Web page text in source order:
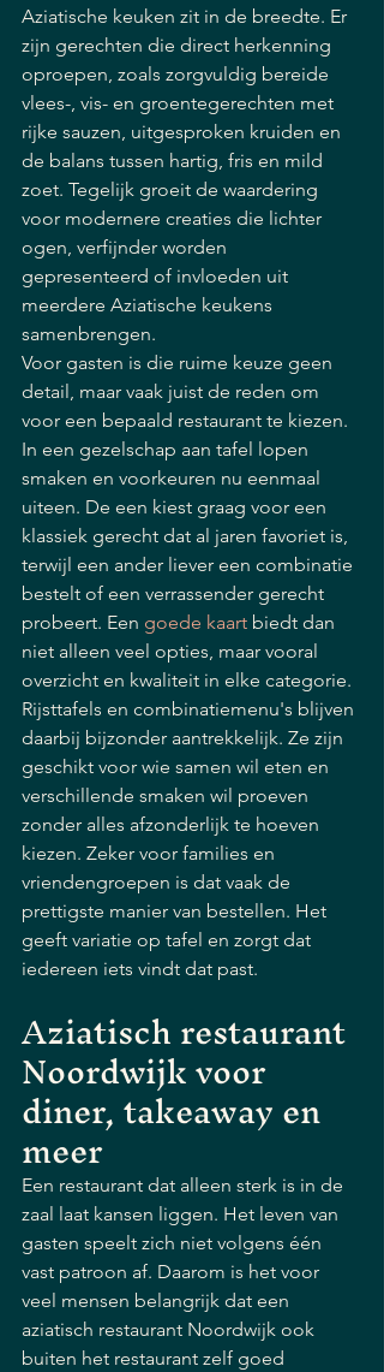
Aziatische keuken zit in de breedte. Er
zijn gerechten die direct herkenning
oproepen, zoals zorgvuldig bereide
vlees-, vis- en groentegerechten met
rijke sauzen, uitgesproken kruiden en
de balans tussen hartig, fris en mild
zoet. Tegelijk groeit de waardering
voor modernere creaties die lichter
ogen, verfijnder worden
gepresenteerd of invloeden uit
meerdere Aziatische keukens
samenbrengen.
Voor gasten is die ruime keuze geen
detail, maar vaak juist de reden om
voor een bepaald restaurant te kiezen.
In een gezelschap aan tafel lopen
smaken en voorkeuren nu eenmaal
uiteen. De een kiest graag voor een
klassiek gerecht dat al jaren favoriet is,
terwijl een ander liever een combinatie
bestelt of een verrassender gerecht
probeert. Een goede kaart biedt dan
niet alleen veel opties, maar vooral
overzicht en kwaliteit in elke categorie.
Rijsttafels en combinatiemenu's blijven
daarbij bijzonder aantrekkelijk. Ze zijn
geschikt voor wie samen wil eten en
verschillende smaken wil proeven
zonder alles afzonderlijk te hoeven
kiezen. Zeker voor families en
vriendengroepen is dat vaak de
prettigste manier van bestellen. Het
geeft variatie op tafel en zorgt dat
iedereen iets vindt dat past.
Aziatisch restaurant
Noordwijk voor
diner, takeaway en
meer
Een restaurant dat alleen sterk is in de
zaal laat kansen liggen. Het leven van
gasten speelt zich niet volgens één
vast patroon af. Daarom is het voor
veel mensen belangrijk dat een
aziatisch restaurant Noordwijk ook
buiten het restaurant zelf goed